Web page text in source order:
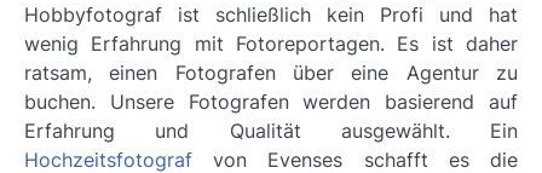
Hobbyfotograf ist schließlich kein Profi und hat
wenig Erfahrung mit Fotoreportagen. Es ist daher
ratsam, einen Fotografen über eine Agentur zu
buchen. Unsere Fotografen werden basierend auf
Erfahrung und Qualität ausgewählt. Ein
Hochzeitsfotograf von Evenses schafft es die